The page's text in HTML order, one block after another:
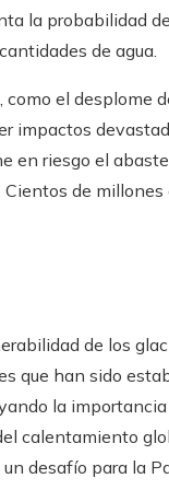
la probabilidad
de agua.
el desplome
impactos
en riesgo el
de
de los
que han sido
la
calentamiento
desafío para la